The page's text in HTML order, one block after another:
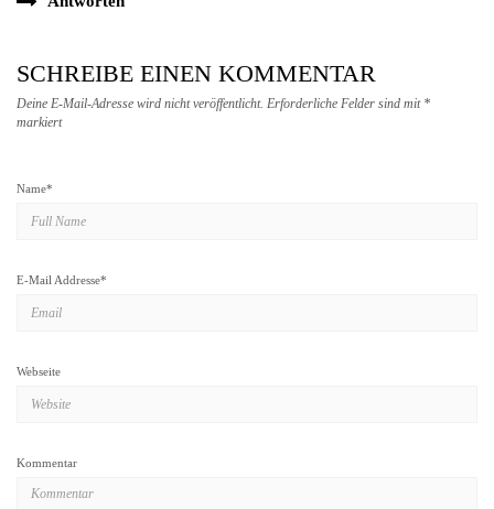
SCHREIBE EINEN KOMMENTAR
Deine E-Mail-Adresse wird nicht veröffentlicht. Erforderliche Felder sind mit *
markiert
Name*
E-Mail Addresse*
Webseite
Kommentar